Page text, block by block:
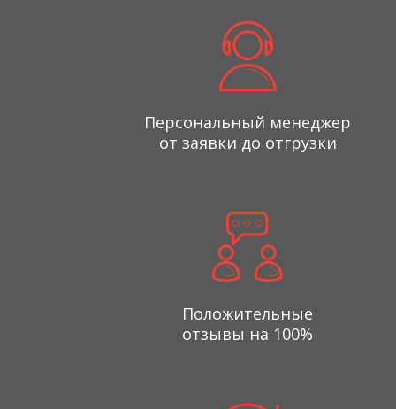
Персональный менеджер
от заявки до отгрузки
Положительные
отзывы на 100%